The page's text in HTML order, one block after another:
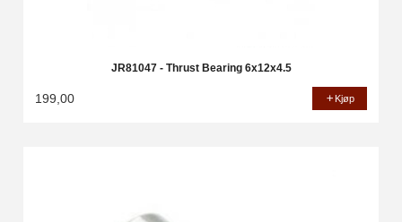
JR81047 - Thrust Bearing 6x12x4.5
199,00 Kjøp